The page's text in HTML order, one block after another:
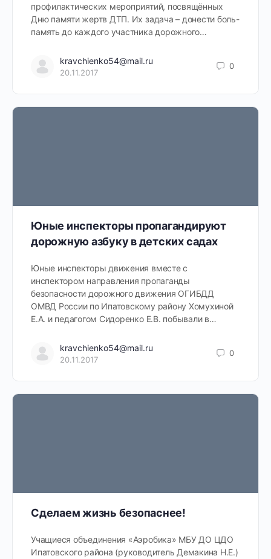
профилактических мероприятий, посвящённых
Дню памяти жертв ДТП. Их задача – донести боль-
память до каждого участника дорожного…
kravchienko54@mail.ru
20.11.2017
0
Юные инспекторы пропагандируют
дорожную азбуку в детских садах
Юные инспекторы движения вместе с
инспектором направления пропаганды
безопасности дорожного движения ОГИБДД
ОМВД России по Ипатовскому району Хомухиной
Е.А. и педагогом Сидоренко Е.В. побывали в…
kravchienko54@mail.ru
20.11.2017
0
Сделаем жизнь безопаснее!
Учащиеся объединения «Аэробика» МБУ ДО ЦДО
Ипатовского района (руководитель Демакина Н.Е.)